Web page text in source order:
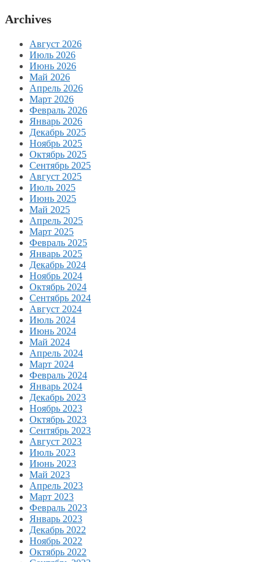
Archives
Август 2026
Июль 2026
Июнь 2026
Май 2026
Апрель 2026
Март 2026
Февраль 2026
Январь 2026
Декабрь 2025
Ноябрь 2025
Октябрь 2025
Сентябрь 2025
Август 2025
Июль 2025
Июнь 2025
Май 2025
Апрель 2025
Март 2025
Февраль 2025
Январь 2025
Декабрь 2024
Ноябрь 2024
Октябрь 2024
Сентябрь 2024
Август 2024
Июль 2024
Июнь 2024
Май 2024
Апрель 2024
Март 2024
Февраль 2024
Январь 2024
Декабрь 2023
Ноябрь 2023
Октябрь 2023
Сентябрь 2023
Август 2023
Июль 2023
Июнь 2023
Май 2023
Апрель 2023
Март 2023
Февраль 2023
Январь 2023
Декабрь 2022
Ноябрь 2022
Октябрь 2022